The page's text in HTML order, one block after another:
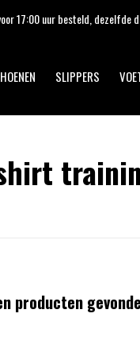
SLIPPERS
17:00 uur besteld, dezelfde
producten